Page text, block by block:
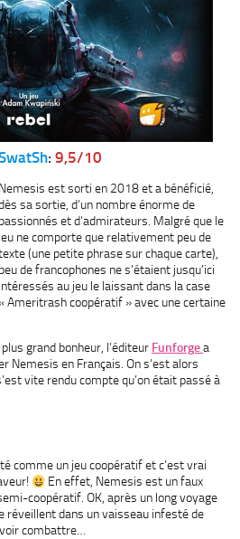
: 9,5/10
Nemesis est sorti en 2018 et a bénéficié,
sa sortie, d’un nombre énorme de
passionnés et d’admirateurs. Malgré que le
jeu ne comporte que relativement peu de
(une petite phrase sur chaque carte),
peu de francophones ne s’étaient jusqu’ici
intéressés au jeu le laissant dans la case
Ameritrash coopératif » avec une certaine
grand bonheur, l’éditeur Funforgea
Nemesis en Français. On s’est alors
vite rendu compte qu’on était passé à
comme un jeu coopératif et c’est vrai
En effet, Nemesis est un faux
coopératif. OK, après un long voyage
réveillent dans un vaisseau infesté de
combattre…